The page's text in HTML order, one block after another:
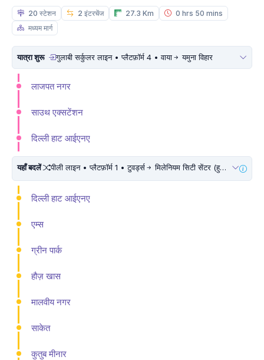
20 स्टेशन 2 इंटरचेंज 27.3 Km
0 hrs 50 mins
मध्यम मार्ग
यात्रा शुरू गुलाबी सर्कुलर लाइन • प्लैटफ़ॉर्म 4 • वाया यमुना विहार
लाजपत नगर
साउथ एक्सटेंशन
दिल्ली हाट आईएनए
यहाँ बदलें पीली लाइन • प्लैटफ़ॉर्म 1 • टुवर्ड्स मिलेनियम सिटी सेंटर (हुडा सिटी सैंटर) • 10 मिनट चलें
दिल्ली हाट आईएनए
एम्स
ग्रीन पार्क
हौज़ खास
मालवीय नगर
साकेत
कुतुब मीनार